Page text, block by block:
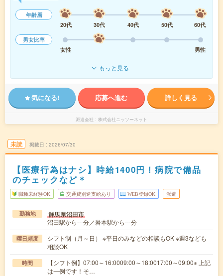
年齢層
20代
30代 40代 50代
60代
男女比率
女性
男性
もっと見る
気になる! 応募へ進む 詳しく見る
派遣会社 株式会社ニッソーネット
未読 掲載日 2026/07/30
【医療行為はナシ】時給1400円！病院で備品
のチェックなど＊
職種未経験OK 交通費別途支給あり WEB登録OK 派遣
勤務地 群馬県沼田市
沼田駅から---分／岩本駅から---分
曜日頻度
シフト制（月～日） ※平日のみなどの相談もOK ※週3なども
相談OK
時間
【シフト例】07:00～16:0009:00～18:0017:00～09:00※ 上記
は一例です！そ…